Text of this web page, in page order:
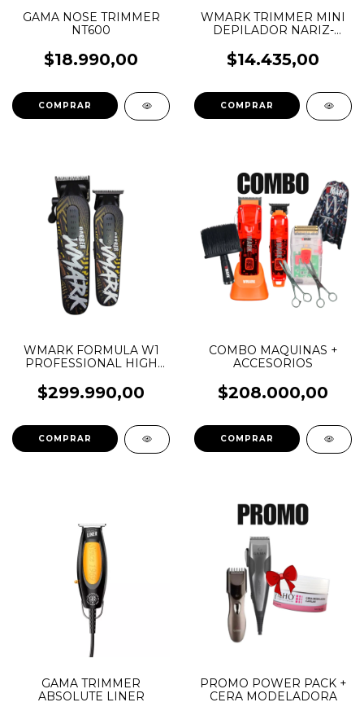
GAMA NOSE TRIMMER
NT600
$18.990,00
WMARK TRIMMER MINI
DEPILADOR NARIZ-
$14.435,00
WMARK FORMULA W1
PROFESSIONAL HIGH
TRIMMER NG 8631 KIT
$299.990,00
COMBO MAQUINAS +
ACCESORIOS
$208.000,00
GAMA TRIMMER
ABSOLUTE LINER
PROMO POWER PACK +
CERA MODELADORA